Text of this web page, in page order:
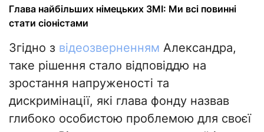
Глава найбільших німецьких ЗМІ: Ми всі повинні
стати сіоністами
Згідно з відеозверненням Александра,
таке рішення стало відповіддю на
зростання напруженості та
дискримінації, які глава фонду назвав
глибоко особистою проблемою для своєї